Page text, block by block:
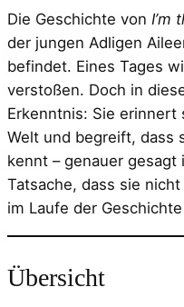
Die Geschichte von I’m
der jungen Adligen
befindet. Eines Tages
verstoßen. Doch in
Erkenntnis: Sie erinnert
Welt und begreift, dass
kennt – genauer
Tatsache, dass sie
im Laufe der
Übersicht